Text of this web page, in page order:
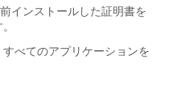
インストールした証明書を
べてのアプリケーションを